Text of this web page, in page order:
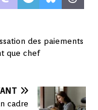
des paiements
que chef
cadre